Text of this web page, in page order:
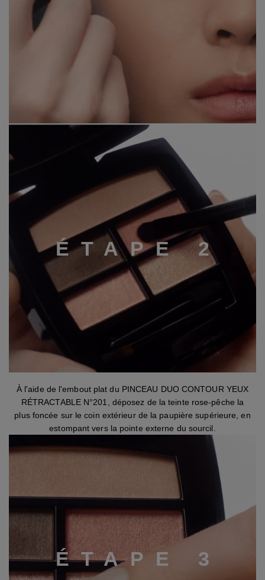
ÉT APE 2
À l'aide de l'embout plat du PINCEAU DUO CONTOUR YEUX
RÉTRACTABLE N°201, déposez de la teinte rose-pêche la
plus foncée sur le coin extérieur de la paupière supérieure, en
estompant vers la pointe externe du sourcil.
ÉTAP E 3